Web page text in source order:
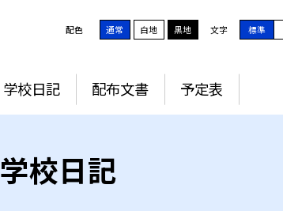
配色 通常 白地 黒地 文字 標準
学校日記 配布文書 予定表
学校日記